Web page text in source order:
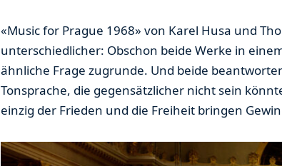
«Music for Prague 1968» von Karel Husa und
unterschiedlicher: Obschon beide Werke in
ähnliche Frage zugrunde. Und beide
Tonsprache, die gegensätzlicher nicht sein
einzig der Frieden und die Freiheit bringen